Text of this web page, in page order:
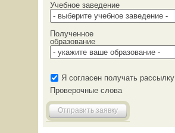
Учебное заведение
Полученное
образование
Я согласен получать рассылку
Проверочные слова
Отправить заявку